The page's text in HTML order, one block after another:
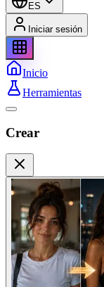
ES
Iniciar sesión
Inicio
Herramientas
Crear